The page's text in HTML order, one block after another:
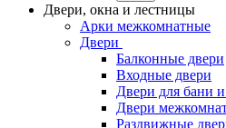
Двери, окна и лестницы
Арки межкомнатные
Двери
Балконные двери
Входные двери
Двери для бани
Двери
Раздвижные